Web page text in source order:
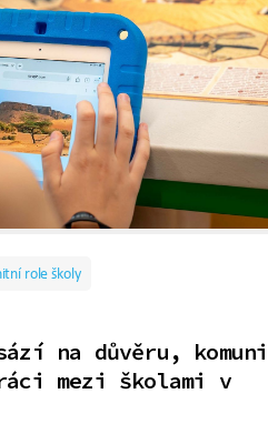
role školy
na důvěru,
mezi školami v